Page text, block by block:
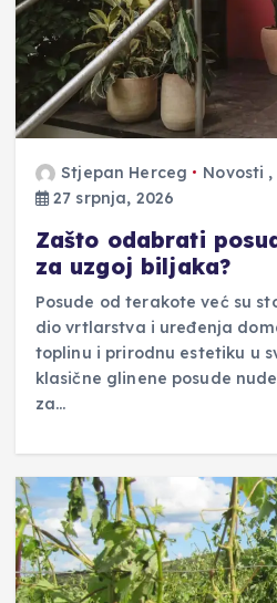
Stjepan Herceg Novosti ,
27 srpnja, 2026
Zašto odabrati
za uzgoj biljaka?
Posude od terakote već su
dio vrtlarstva i uređenja
toplinu i prirodnu estetiku u
klasične glinene posude
za…